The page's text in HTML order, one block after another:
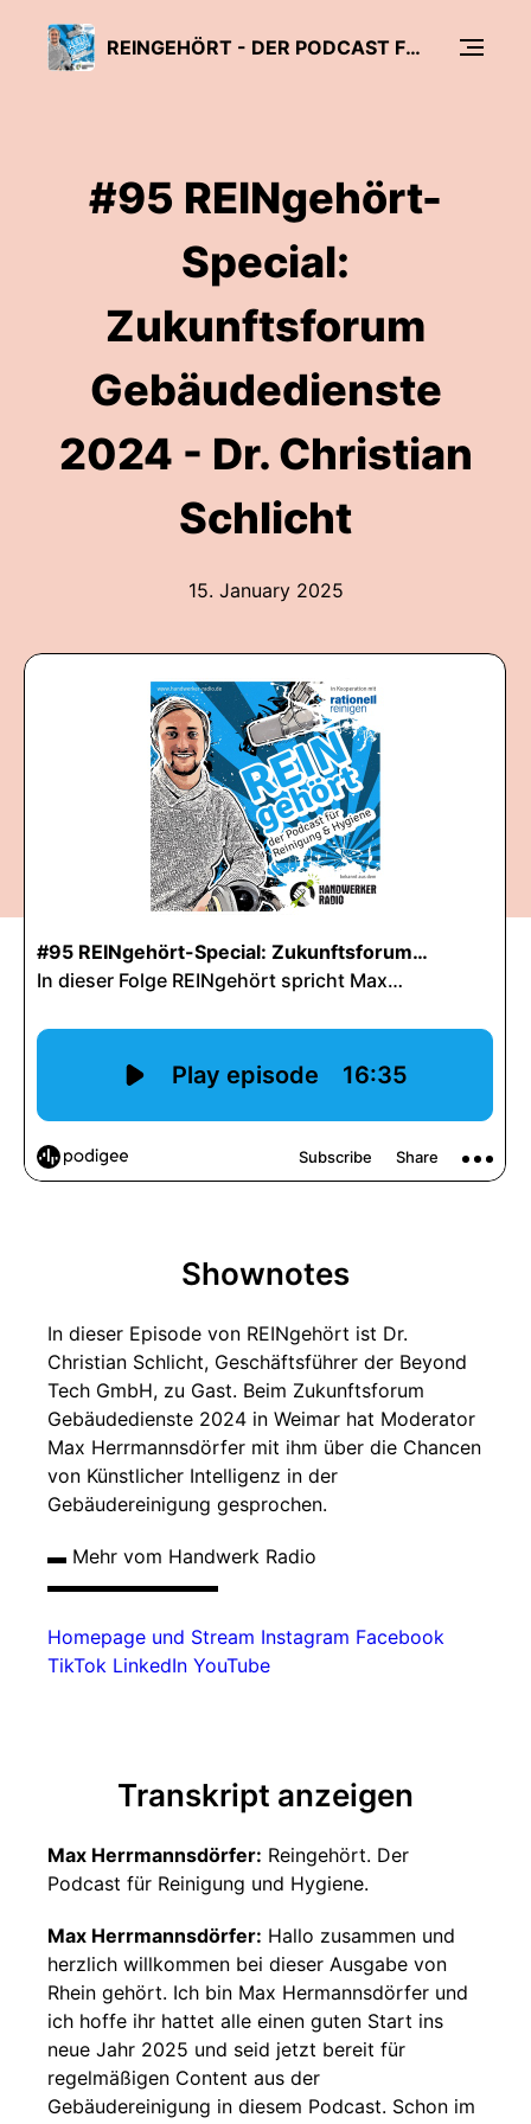
REINGEHÖRT - DER PODCAST FÜR REINIGUNG & HYGIENE
#95 REINgehört-
Special:
Zukunftsforum
Gebäudedienste
2024 - Dr. Christian
Schlicht
15. January 2025
Shownotes
In dieser Episode von REINgehört ist Dr.
Christian Schlicht, Geschäftsführer der Beyond
Tech GmbH, zu Gast. Beim Zukunftsforum
Gebäudedienste 2024 in Weimar hat Moderator
Max Herrmannsdörfer mit ihm über die Chancen
von Künstlicher Intelligenz in der
Gebäudereinigung gesprochen.
▬ Mehr vom Handwerk Radio
▬▬▬▬▬▬▬▬▬
Homepage und Stream Instagram Facebook
TikTok LinkedIn YouTube
Transkript anzeigen
Max Herrmannsdörfer: Reingehört. Der
Podcast für Reinigung und Hygiene.
Max Herrmannsdörfer: Hallo zusammen und
herzlich willkommen bei dieser Ausgabe von
Rhein gehört. Ich bin Max Hermannsdörfer und
ich hoffe ihr hattet alle einen guten Start ins
neue Jahr 2025 und seid jetzt bereit für
regelmäßigen Content aus der
Gebäudereinigung in diesem Podcast. Schon im